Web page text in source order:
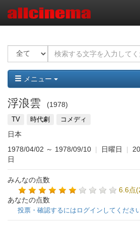
メニュー
浮浪雲 1978
TV 時代劇 コメディ
日本
1978/04/02 ～ 1978/09/10 | 日曜日 |
日
みんなの点数
6.6点
あなたの点数
投票・確認するにはログインしてください